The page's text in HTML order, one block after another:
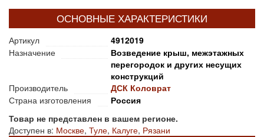
ОСНОВНЫЕ ХАРАКТЕРИСТИКИ
Артикул
4912019
Назначение
Возведение крыш, межэтажных
перегородок и других несущих
конструкций
Производитель
ДСК Коловрат
Страна изготовления
Россия
Товар не представлен в вашем регионе.
Доступен в: Москве, Туле, Калуге, Рязани